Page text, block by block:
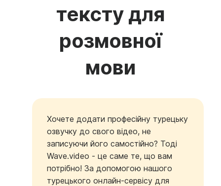
тексту для
розмовної
мови
Хочете додати професійну турецьку
озвучку до свого відео, не
записуючи його самостійно? Тоді
Wave.video - це саме те, що вам
потрібно! За допомогою нашого
турецького онлайн-сервісу для